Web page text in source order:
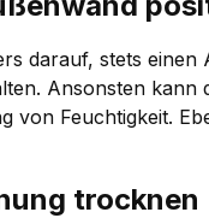
darauf, stets
Ansonsten
Feuchtigkeit.
trocknen